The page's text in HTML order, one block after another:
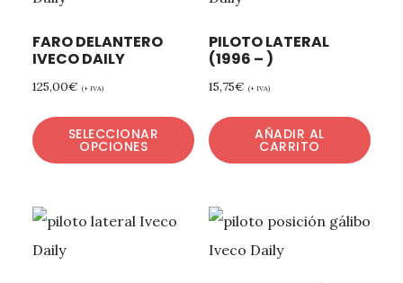
FARO DELANTERO
IVECO DAILY
125,00€ (+ IVA)
SELECCIONAR
OPCIONES
PILOTO LATERAL
(1996 – )
15,75€ (+ IVA)
AÑADIR AL
CARRITO